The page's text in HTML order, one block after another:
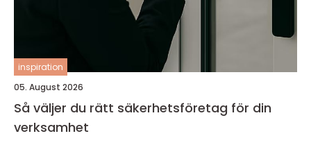
inspiration
05. August 2026
Så väljer du rätt säkerhetsföretag för din
verksamhet